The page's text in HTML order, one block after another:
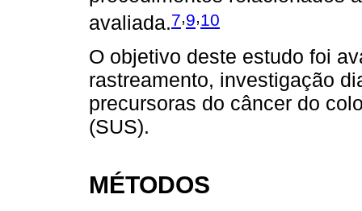
avaliada.7,9,10
O objetivo deste estudo foi
rastreamento, investigação
precursoras do câncer do
(SUS).
MÉTODOS